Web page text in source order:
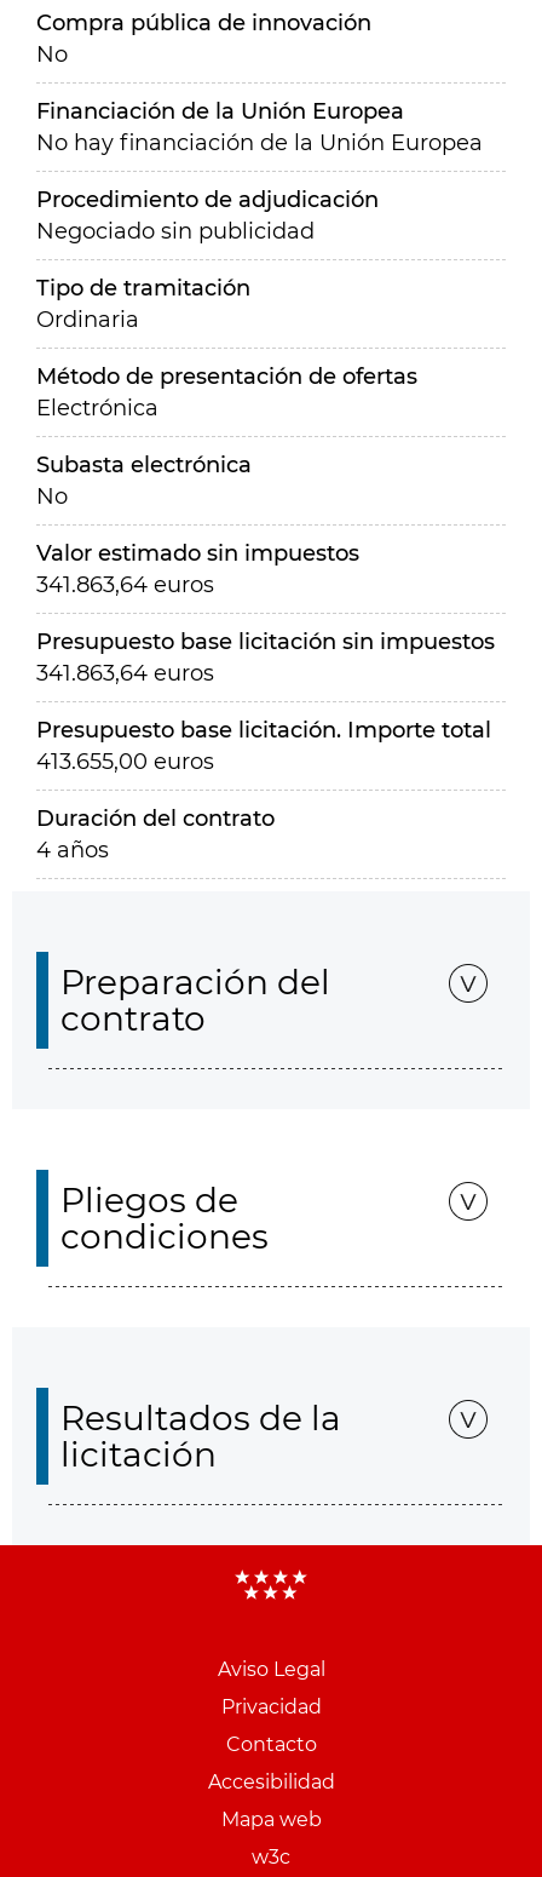
Compra pública de innovación
No
Financiación de la Unión Europea
No hay financiación de la Unión Europea
Procedimiento de adjudicación
Negociado sin publicidad
Tipo de tramitación
Ordinaria
Método de presentación de ofertas
Electrónica
Subasta electrónica
No
Valor estimado sin impuestos
341.863,64 euros
Presupuesto base licitación sin impuestos
341.863,64 euros
Presupuesto base licitación. Importe total
413.655,00 euros
Duración del contrato
4 años
Preparación del
contrato
Pliegos de
condiciones
Resultados de la
licitación
Aviso Legal
Privacidad
Contacto
Accesibilidad
Mapa web
w3c